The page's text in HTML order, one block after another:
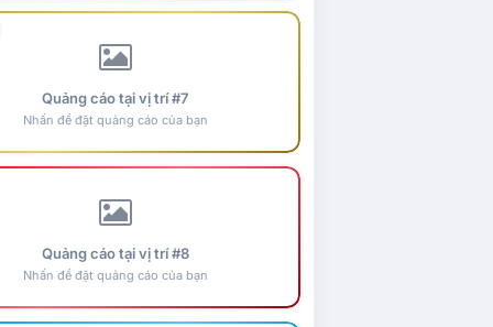
Quảng cáo tại vị trí #7
Nhấn để đặt quảng cáo của bạn
Quảng cáo tại vị trí #8
Nhấn để đặt quảng cáo của bạn